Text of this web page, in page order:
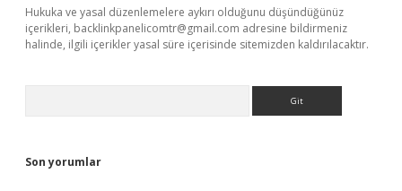
Hukuka ve yasal düzenlemelere aykırı olduğunu düşündüğünüz
içerikleri, backlinkpanelicomtr@gmail.com adresine bildirmeniz
halinde, ilgili içerikler yasal süre içerisinde sitemizden kaldırılacaktır.
Son yorumlar